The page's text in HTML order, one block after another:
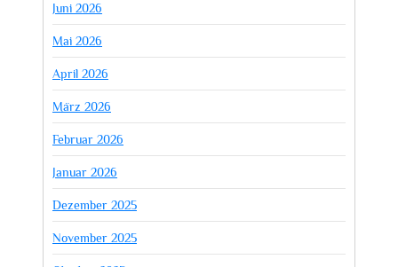
Juni 2026
Mai 2026
April 2026
März 2026
Februar 2026
Januar 2026
Dezember 2025
November 2025